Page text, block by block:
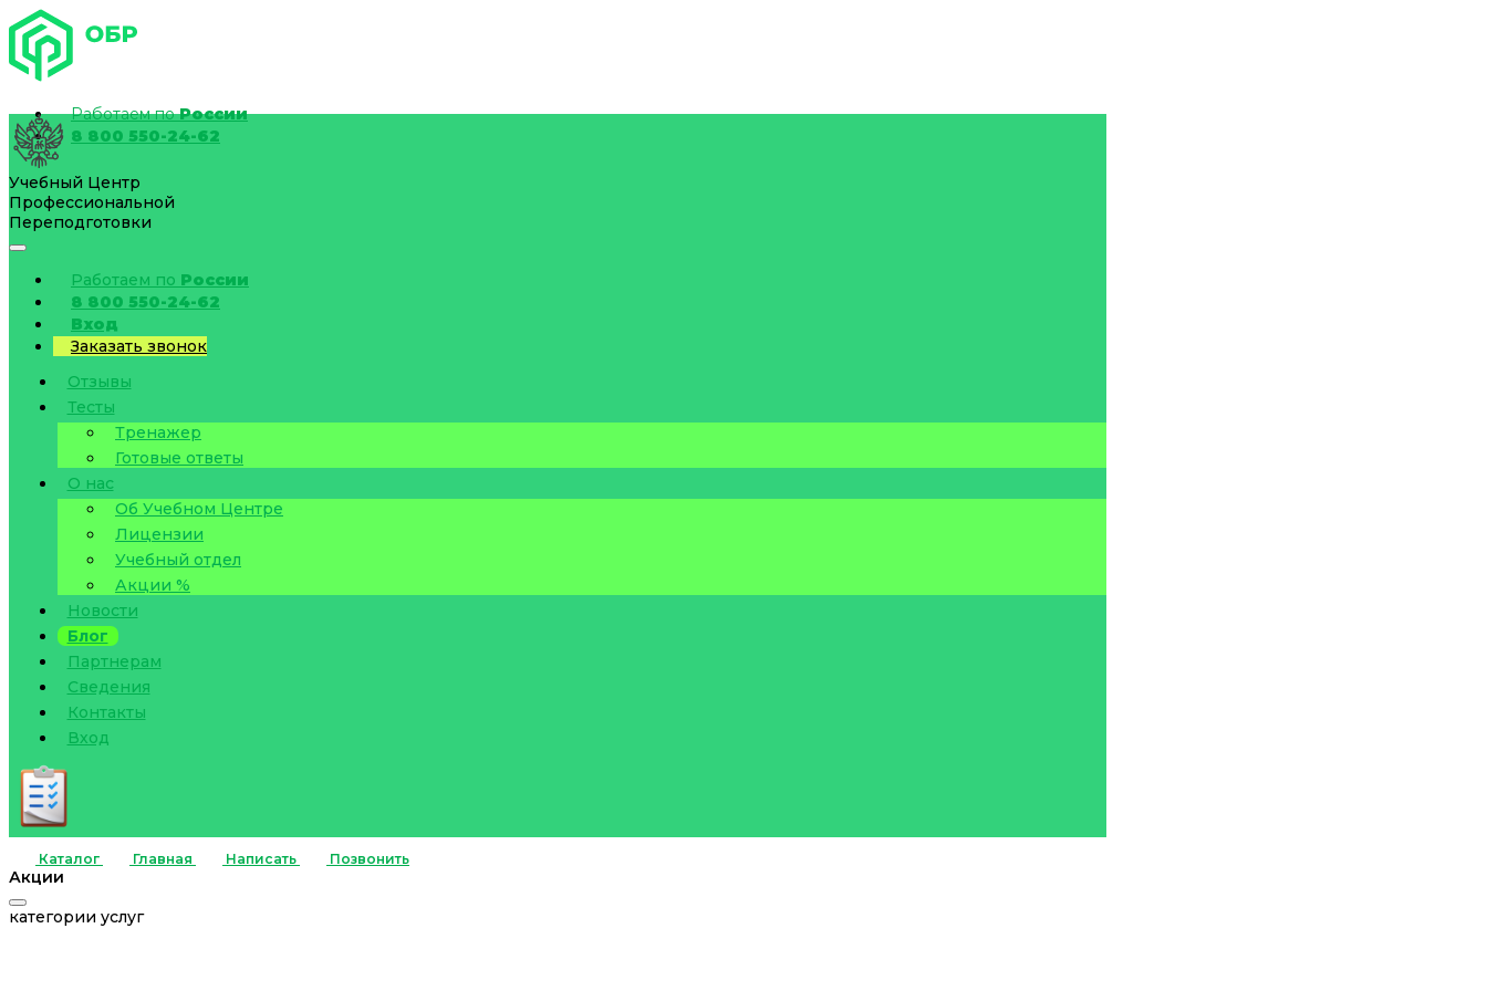
Работаем поРоссии
8 800 550-24-62
Учебный Центр
Профессиональной
Переподготовки
Работаем по России
8 800 550-24-62
Вход
Заказать звонок
Отзывы
Тесты
Тренажер
Готовые ответы
О нас
Об Учебном Центре
Лицензии
Учебный отдел
Акции %
Новости
Блог
Партнерам
Сведения
Контакты
Вход
Каталог Главная Написать Позвонить
Акции
категории услуг